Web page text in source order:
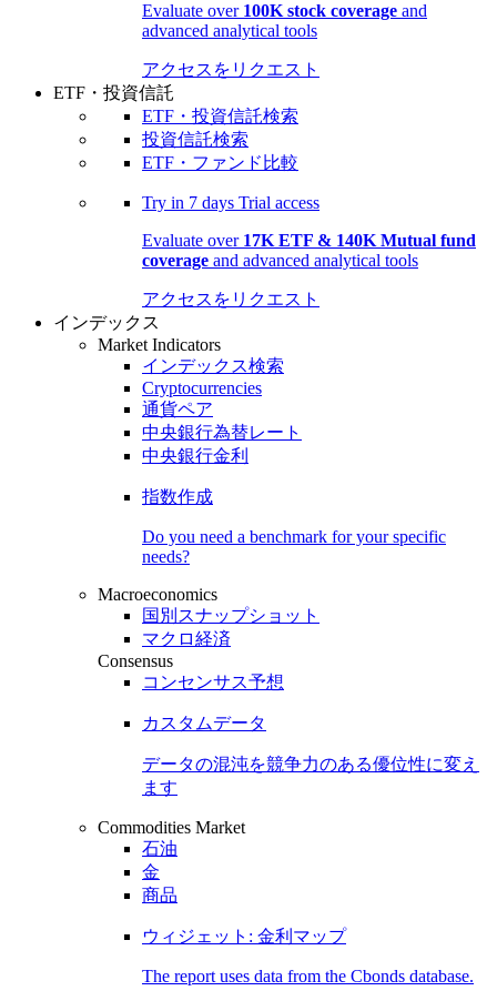
Evaluate over 100K stock coverage and
advanced analytical tools
アクセスをリクエスト
ETF・投資信託
ETF・投資信託検索
投資信託検索
ETF・ファンド比較
Try in 7 days Trial access
Evaluate over 17K ETF & 140K Mutual fund
coverage and advanced analytical tools
アクセスをリクエスト
インデックス
Market Indicators
インデックス検索
Cryptocurrencies
通貨ペア
中央銀行為替レート
中央銀行金利
指数作成
Do you need a benchmark for your specific
needs?
Macroeconomics
国別スナップショット
マクロ経済
Consensus
コンセンサス予想
カスタムデータ
データの混沌を競争力のある優位性に変え
ます
Commodities Market
石油
金
商品
ウィジェット: 金利マップ
The report uses data from the Cbonds database.